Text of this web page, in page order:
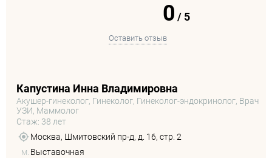
0 /5
Оставить отзыв
Капустина Инна Владимировна
Акушер-гинеколог, Гинеколог, Гинеколог-эндокринолог, Врач
УЗИ, Маммолог
Стаж: 38 лет
Москва, Шмитовский пр-д, д. 16, стр. 2
м. Выставочная